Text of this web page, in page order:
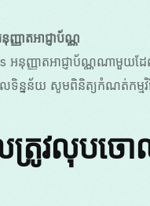
ញាតអាជ្ញាប័ណ្ណ
អនុញ្ញាតអាជ្ញាប័ណ្ណណាមួយដ
ទិន្នន័យ សូមពិនិត្យកំណត់កម្មវិ
រូវលុបចោ